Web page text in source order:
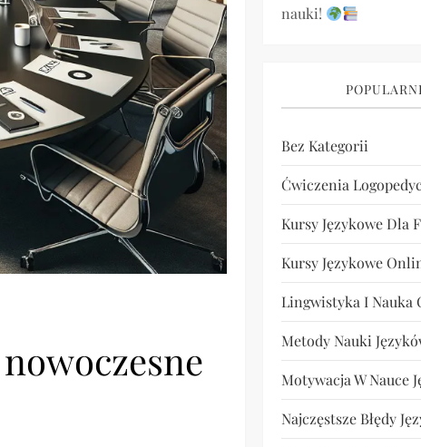
nauki!
Bez Kategorii
Ćwiczenia
Kursy Językowe Dla
Kursy Językowe
Lingwistyka I Nauka
Metody Nauki
Motywacja W Nauce
Najczęstsze Błędy